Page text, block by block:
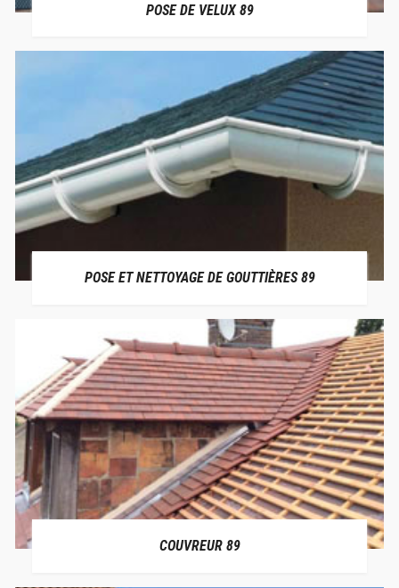
POSE DE VELUX 89
POSE ET NETTOYAGE DE GOUTTIÈRES 89
COUVREUR 89